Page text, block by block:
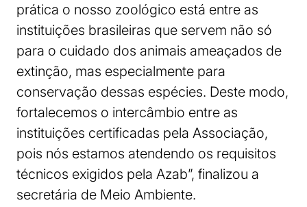
prática o nosso zoológico está entre as
instituições brasileiras que servem não só
para o cuidado dos animais ameaçados de
extinção, mas especialmente para
conservação dessas espécies. Deste modo,
fortalecemos o intercâmbio entre as
instituições certificadas pela Associação,
pois nós estamos atendendo os requisitos
técnicos exigidos pela Azab”, finalizou a
secretária de Meio Ambiente.